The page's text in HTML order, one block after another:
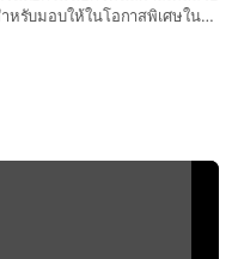
หรับมอบให้ในโอกาสพิเศษใน